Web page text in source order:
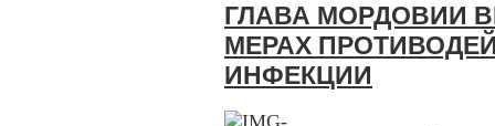
ГЛАВА МОРДОВИИ
МЕРАХ
ИНФЕКЦИИ